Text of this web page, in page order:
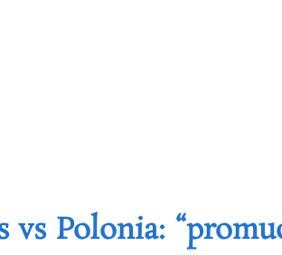
vs Polonia: